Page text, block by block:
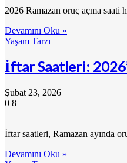
2026 Ramazan oruç açma saati
Devamını Oku »
Yaşam Tarzı
İftar Saatleri:
Şubat 23, 2026
0 8
İftar saatleri, Ramazan ayında
Devamını Oku »